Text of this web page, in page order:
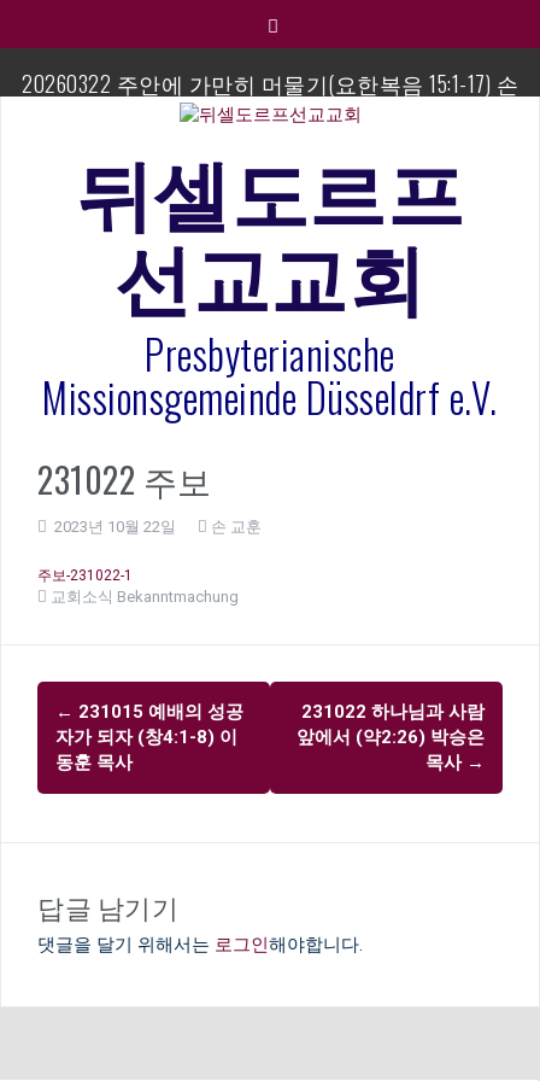
20260322 주안에 가만히 머물기(요한복음 15:1-17) 손
교훈목사
섬김이 세미나
김태희 자매 졸업연주
2023년 어린이 주일 유초등부 발표
라합3 나라 봉헌송
그리스도인의 생활영성 1기 수료식
뒤셀도르프
선교교회
Presbyterianische
Missionsgemeinde Düsseldrf e.V.
231022 주보
2023년 10월 22일 손 교훈
주보-231022-1
교회소식 Bekanntmachung
글
내
비
게
← 231015 예배의 성공
자가 되자 (창4:1-8) 이
동훈 목사
231022 하나님과 사람
앞에서 (약2:26) 박승은
목사 →
답글 남기기
댓글을 달기 위해서는 로그인해야합니다.